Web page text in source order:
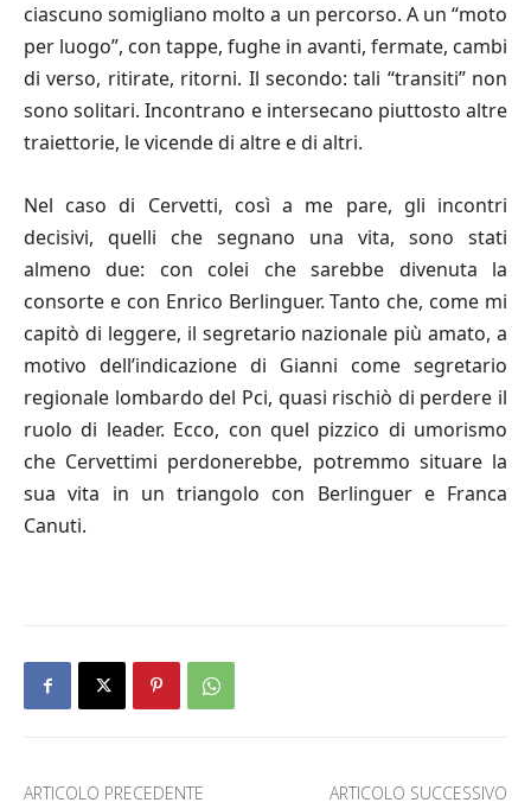
ciascuno somigliano molto a un percorso. A un “moto
per luogo”, con tappe, fughe in avanti, fermate, cambi
di verso, ritirate, ritorni. Il secondo: tali “transiti” non
sono solitari. Incontrano e intersecano piuttosto altre
traiettorie, le vicende di altre e di altri.
Nel caso di Cervetti, così a me pare, gli incontri
decisivi, quelli che segnano una vita, sono stati
almeno due: con colei che sarebbe divenuta la
consorte e con Enrico Berlinguer. Tanto che, come mi
capitò di leggere, il segretario nazionale più amato, a
motivo dell’indicazione di Gianni come segretario
regionale lombardo del Pci, quasi rischiò di perdere il
ruolo di leader. Ecco, con quel pizzico di umorismo
che Cervettimi perdonerebbe, potremmo situare la
sua vita in un triangolo con Berlinguer e Franca
Canuti.
ARTICOLO PRECEDENTE ARTICOLO SUCCESSIVO